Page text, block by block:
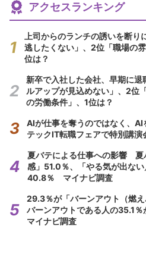
アクセスランキング
上司からのランチの誘いを断
逃したくない」、2位「職場の
位は？
新卒で入社した会社、早期に
ルアップが見込めない」、2位
の労働条件」、1位は？
AIが仕事を奪うのではなく、
テックIT転職フェアで特別講演
夏バテによる仕事への影響 夏
感」51.0％、「やる気が出ない
40.8％ マイナビ調査
29.3％が「バーンアウト（燃
バーンアウトである人の35.1
マイナビ調査